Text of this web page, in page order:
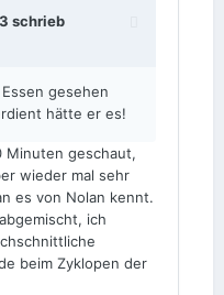
schrieb
gesehen
hätte er es!
Minuten geschaut,
wieder mal sehr
es von Nolan kennt.
ich
beim Zyklopen der